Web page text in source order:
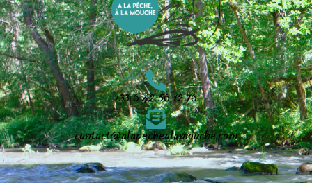
+33 6 42 56 12 76
contact@alapechealamouche.com